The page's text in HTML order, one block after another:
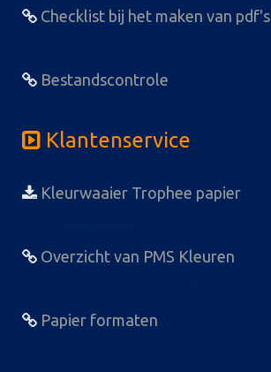
Checklist bij het maken van pdf's
Bestandscontrole
Klantenservice
Kleurwaaier Trophee papier
Overzicht van PMS Kleuren
Papier formaten